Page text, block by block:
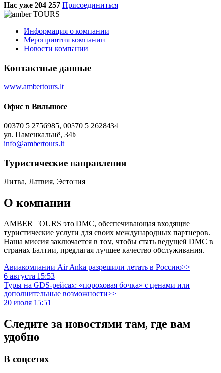
Нас уже 204 257 Присоединиться
Информация о компании
Мероприятия компании
Новости компании
Контактные данные
www.ambertours.lt
Офис в Вильнюсе
00370 5 2756985, 00370 5 2628434
ул. Паменкальнё, 34b
info@ambertours.lt
Туристическиe направления
Литва, Латвия, Эстония
О компании
AMBER TOURS это DMC, обеспечивающая входящие
туристические услуги для своих международных партнеров.
Наша миссия заключается в том, чтобы стать ведущей DMC в
странах Балтии, предлагая лучшее качество обслуживания.
Авиакомпании Air Anka разрешили летать в Россию>>
6 августа 15:53
Туры на GDS-рейсах: «пороховая бочка» с ценами или
дополнительные возможности>>
20 июля 15:51
Следите за новостями там, где вам
удобно
В соцсетях